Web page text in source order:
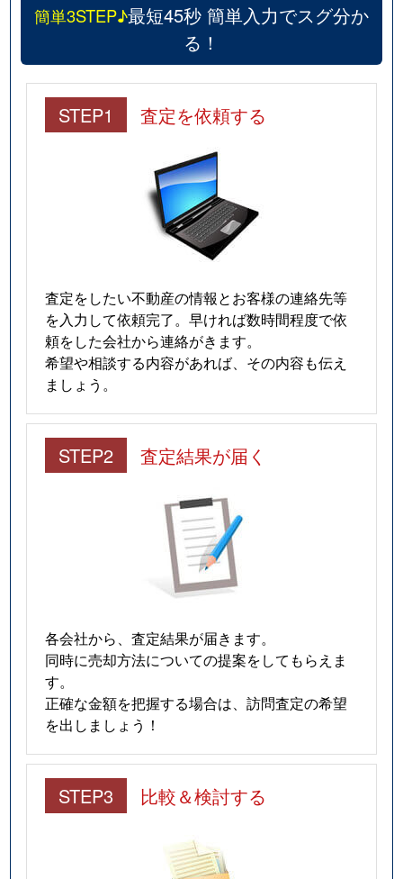
簡単3STEP♪最短45秒 簡単入力でスグ分か
る！
STEP1 査定を依頼する
査定をしたい不動産の情報とお客様の連絡先等
を入力して依頼完了。早ければ数時間程度で依
頼をした会社から連絡がきます。
希望や相談する内容があれば、その内容も伝え
ましょう。
STEP2 査定結果が届く
各会社から、査定結果が届きます。
同時に売却方法についての提案をしてもらえま
す。
正確な金額を把握する場合は、訪問査定の希望
を出しましょう！
STEP3 比較＆検討する